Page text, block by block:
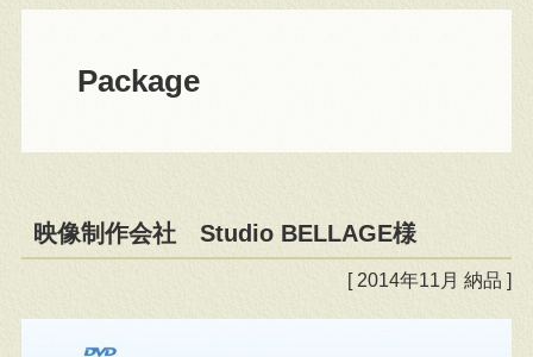
Package
映像制作会社 Studio BELLAGE様
[ 2014年11月 納品 ]